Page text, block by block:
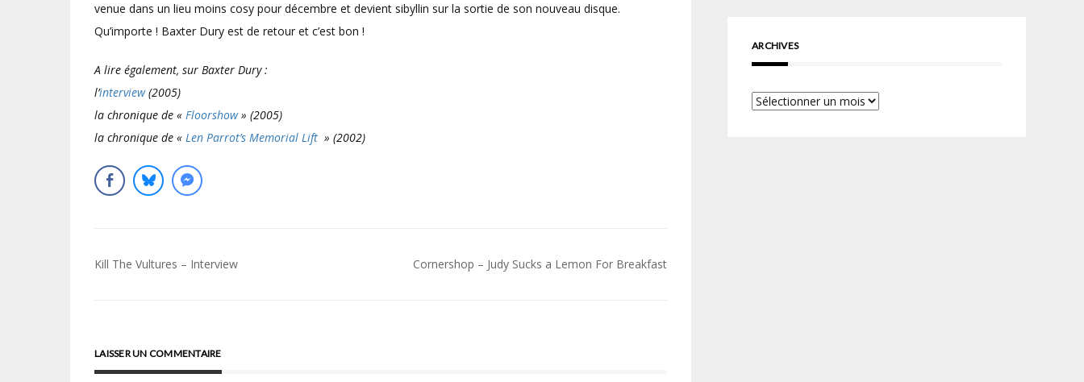
venue dans un lieu moins cosy pour décembre et devient sibyllin sur la sortie de son nouveau disque.
Qu’importe ! Baxter Dury est de retour et c’est bon !
A lire également, sur Baxter Dury :
l’interview(2005)
la chronique de « Floorshow» (2005)
la chronique de « Len Parrot’s Memorial Lift » (2002)
Navigation
Kill The Vultures – Interview Cornershop – Judy Sucks a Lemon For Breakfast
LAISSER UN COMMENTAIRE
ARCHIVES
Archives